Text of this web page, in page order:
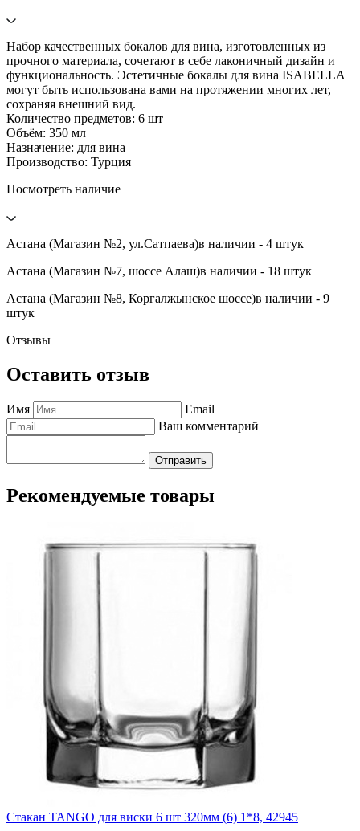
Набор качественных бокалов для вина, изготовленных из
прочного материала, сочетают в себе лаконичный дизайн и
функциональность. Эстетичные бокалы для вина ISABELLA
могут быть использована вами на протяжении многих лет,
сохраняя внешний вид.
Количество предметов: 6 шт
Объём: 350 мл
Назначение: для вина
Производство: Турция
Посмотреть наличие
Астана (Магазин №2, ул.Сатпаева)в наличии - 4 штук
Астана (Магазин №7, шоссе Алаш)в наличии - 18 штук
Астана (Магазин №8, Коргалжынское шоссе)в наличии - 9
штук
Отзывы
Оставить отзыв
Имя
Email
Ваш комментарий
Отправить
Рекомендуемые товары
Стакан TANGO для виски 6 шт 320мм (6) 1*8, 42945